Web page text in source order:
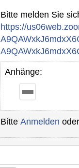
Bitte melden Sie
https://
Anhänge:
Bitte Anmelden oder